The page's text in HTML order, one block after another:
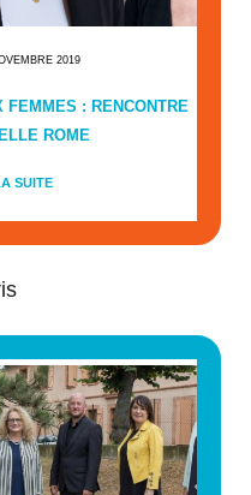
2019
: RENCONTRE
ROME
SUITE